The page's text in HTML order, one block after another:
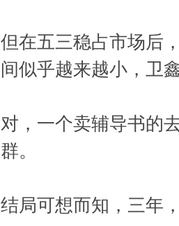
但在五三稳占市场后
间似乎越来越小，卫
对，一个卖辅导书的
群。
结局可想而知，三年